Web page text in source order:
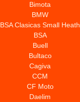
Bimota
BMW
BSA Clasicas Small Heath
BSA
Buell
Bultaco
Cagiva
CCM
CF Moto
Daelim